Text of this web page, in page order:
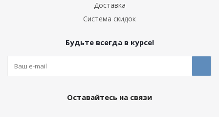
Доставка
Система скидок
Будьте всегда в курсе!
Оставайтесь на связи